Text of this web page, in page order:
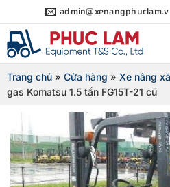
qua
nội
dung
Trang chủ » Cửa hàng » Xe nâng
gas Komatsu 1.5 tấn FG15T-21 cũ